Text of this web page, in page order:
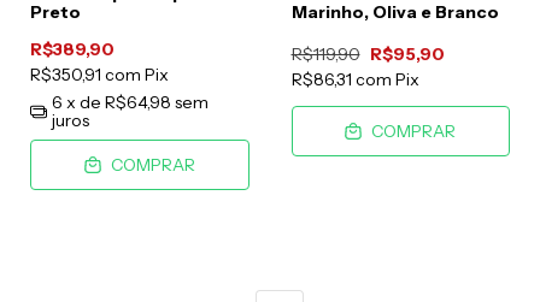
Preto
R$389,90
R$350,91 com Pix
6 x de R$64,98 sem
juros
COMPRAR
Marinho, Oliva e Branco
R$119,90 R$95,90
R$86,31 com Pix
COMPRAR